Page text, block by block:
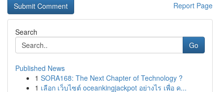
Report Page
Search
Go
Published News
1 SORA168: The Next Chapter of Technology ?
1 เลือก เว็บไซต์ oceankingjackpot อย่างไร เพื่อ ค...